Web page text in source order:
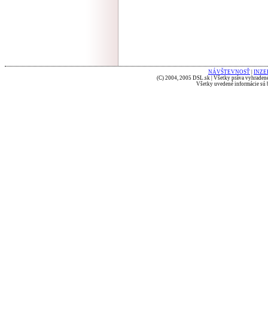
NÁVŠTEVNOSŤ
(C) 2004, 2005 DSL.sk | Všetky práva
Všetky uvedené informácie sú